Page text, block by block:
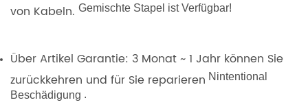
von Kabeln. Gemischte Stapel ist Verfügbar!
Über Artikel Garantie: 3 Monat ~ 1 Jahr können Sie
zurückkehren und für Sie reparieren Nintentional
Beschädigung .